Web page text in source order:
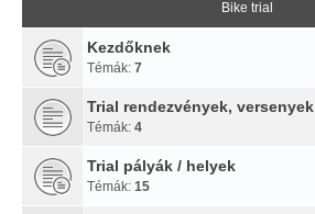
Bike trial
Kezdőknek
Témák: 7
Trial rendezvények, versenyek
Témák: 4
Trial pályák / helyek
Témák: 15